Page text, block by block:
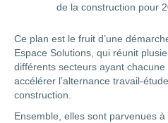
de la construction pour
Ce plan est le fruit d’une
Espace Solutions, qui réunit
différents secteurs ayant
accélérer l’alternance travail-
construction.
Ensemble, elles sont parvenues à